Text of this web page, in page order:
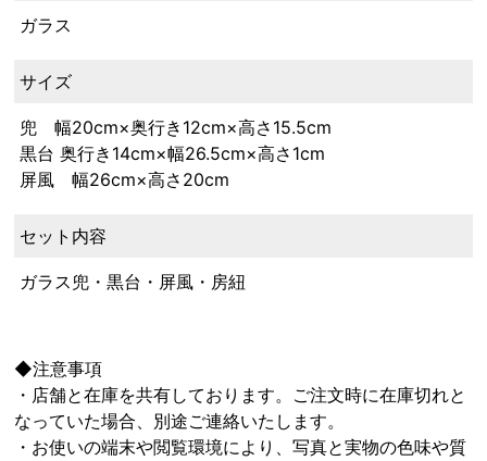
ガラス
サイズ
兜 幅20cm×奥行き12cm×高さ15.5cm
黒台 奥行き14cm×幅26.5cm×高さ1cm
屏風 幅26cm×高さ20cm
セット内容
ガラス兜・黒台・屏風・房紐
◆注意事項
・店舗と在庫を共有しております。ご注文時に在庫切れと
なっていた場合、別途ご連絡いたします。
・お使いの端末や閲覧環境により、写真と実物の色味や質